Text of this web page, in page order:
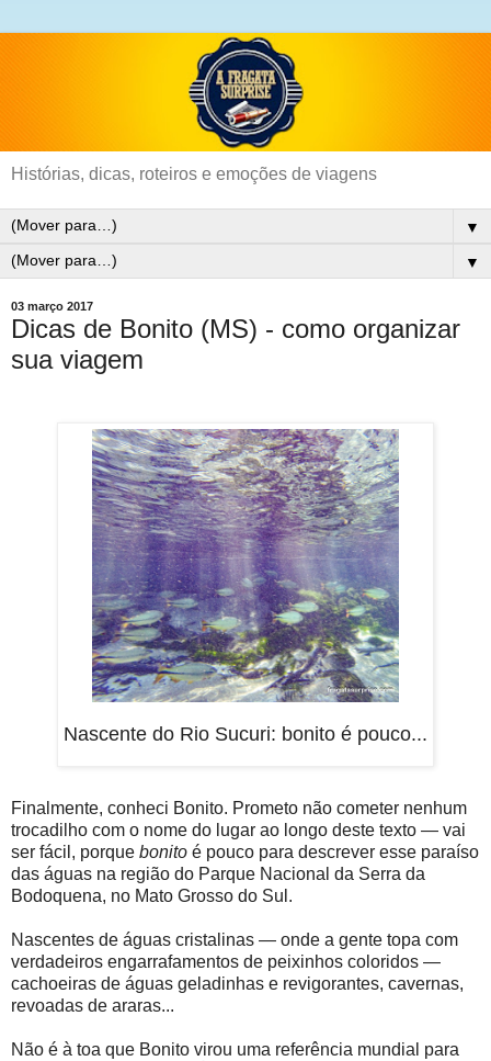
Histórias, dicas, roteiros e emoções de viagens
▼
▼
03 março 2017
Dicas de Bonito (MS) - como organizar
sua viagem
Nascente do Rio Sucuri: bonito é pouco...
Finalmente, conheci Bonito. Prometo não cometer nenhum
trocadilho com o nome do lugar ao longo deste texto — vai
ser fácil, porque bonito é pouco para descrever esse paraíso
das águas na região do Parque Nacional da Serra da
Bodoquena, no Mato Grosso do Sul.
Nascentes de águas cristalinas — onde a gente topa com
verdadeiros engarrafamentos de peixinhos coloridos —
cachoeiras de águas geladinhas e revigorantes, cavernas,
revoadas de araras...
Não é à toa que Bonito virou uma referência mundial para